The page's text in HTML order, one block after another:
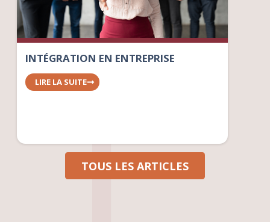
INTÉGRATION EN ENTREPRISE
LIRE LA SUITE
TOUS LES ARTICLES